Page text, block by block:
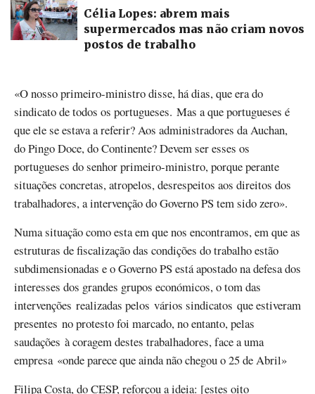
Célia Lopes: abrem mais
supermercados mas não criam novos
postos de trabalho
«O nosso primeiro-ministro disse, há dias, que era do
sindicato de todos os portugueses. Mas a que portugueses é
que ele se estava a referir? Aos administradores da Auchan,
do Pingo Doce, do Continente? Devem ser esses os
portugueses do senhor primeiro-ministro, porque perante
situações concretas, atropelos, desrespeitos aos direitos dos
trabalhadores, a intervenção do Governo PS tem sido zero».
Numa situação como esta em que nos encontramos, em que as
estruturas de fiscalização das condições do trabalho estão
subdimensionadas e o Governo PS está apostado na defesa dos
interesses dos grandes grupos económicos, o tom das
intervenções realizadas pelos vários sindicatos que estiveram
presentes no protesto foi marcado, no entanto, pelas
saudações à coragem destes trabalhadores, face a uma
empresa «onde parece que ainda não chegou o 25 de Abril»
Filipa Costa, do CESP, reforçou a ideia: [estes oito